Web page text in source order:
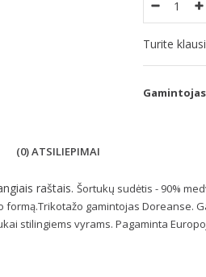
Turite
(0) ATSILIEPIMAI
raštais. Šortukų sudėtis - 90%
gamintojas Doreanse.
stilingiems vyrams. Pagaminta